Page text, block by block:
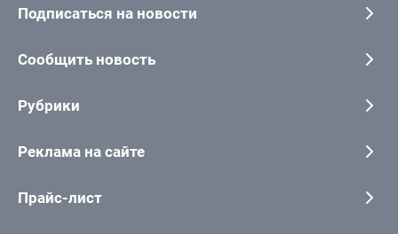
Подписаться на новости
Сообщить новость
Рубрики
Реклама на сайте
Прайс-лист